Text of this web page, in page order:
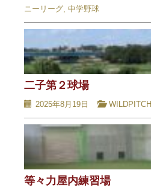
ニーリーグ, 中学野球
二子第２球場
2025年8月19日 WILDPITCH
等々力屋内練習場